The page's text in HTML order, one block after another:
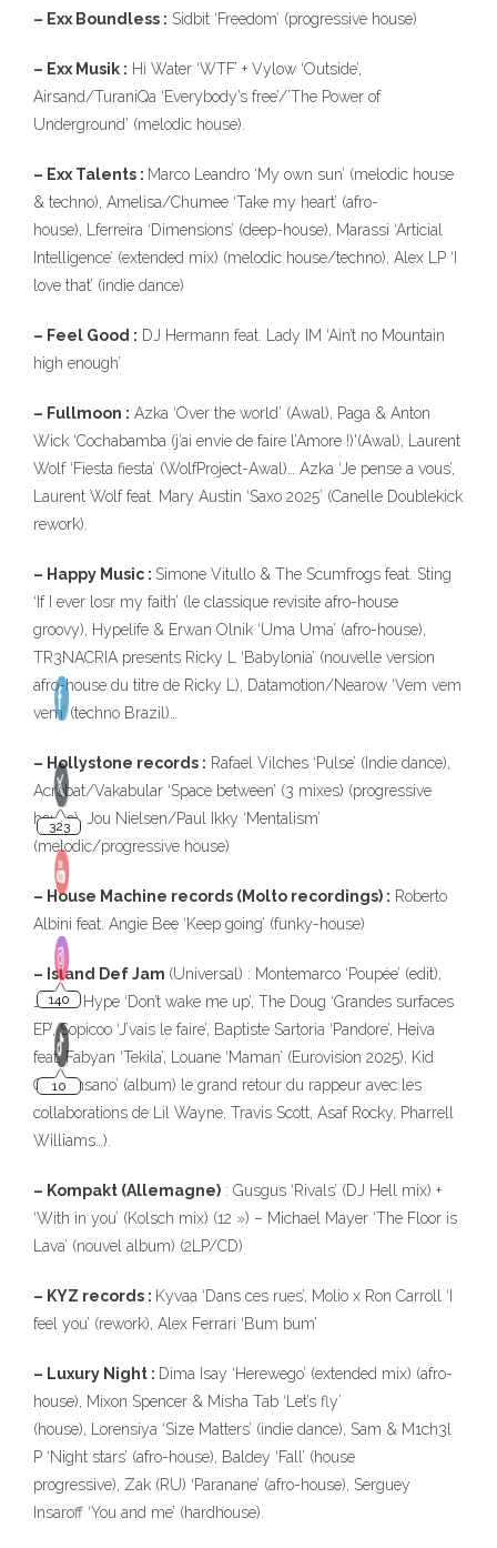
– Exx Boundless : Sidbit ‘Freedom’ (progressive house)
– Exx Musik : Hi Water ‘WTF’ + Vylow ‘Outside’,
Airsand/TuraniQa ‘Everybody’s free’/’The Power of
Underground’ (melodic house).
– Exx Talents : Marco Leandro ‘My own sun’ (melodic house
& techno), Amelisa/Chumee ‘Take my heart’ (afro-
house), Lferreira ‘Dimensions’ (deep-house), Marassi ‘Articial
Intelligence’ (extended mix) (melodic house/techno), Alex LP ‘I
love that’ (indie dance)
– Feel Good : DJ Hermann feat. Lady IM ‘Ain’t no Mountain
high enough’
– Fullmoon : Azka ‘Over the world’ (Awal), Paga & Anton
Wick ‘Cochabamba (j’ai envie de faire l’Amore !)'(Awal), Laurent
Wolf ‘Fiesta fiesta’ (WolfProject-Awal)… Azka ‘Je pense a vous’,
Laurent Wolf feat. Mary Austin ‘Saxo 2025’ (Canelle Doublekick
rework).
– Happy Music : Simone Vitullo & The Scumfrogs feat. Sting
‘If I ever losr my faith’ (le classique revisite afro-house
groovy), Hypelife & Erwan Olnik ‘Uma Uma’ (afro-house),
TR3NACRIA presents Ricky L ‘Babylonia’ (nouvelle version
afro-house du titre de Ricky L), Datamotion/Nearow ‘Vem vem
vem’ (techno Brazil)…
– Hollystone records : Rafael Vilches ‘Pulse’ (Indie dance),
Acrobat/Vakabular ‘Space between’ (3 mixes) (progressive
house), Jou Nielsen/Paul Ikky ‘Mentalism’
(melodic/progressive house)
– House Machine records (Molto recordings) : Roberto
Albini feat. Angie Bee ‘Keep going’ (funky-house)
– Island Def Jam (Universal) : Montemarco ‘Poupée’ (edit),
James Hype ‘Don’t wake me up’, The Doug ‘Grandes surfaces
EP’, Sopicoo ‘J’vais le faire’, Baptiste Sartoria ‘Pandore’, Heiva
feat. Fabyan ‘Tekila’, Louane ‘Maman’ (Eurovision 2025), Kid
Cudi ‘Insano’ (album) le grand retour du rappeur avec les
collaborations de Lil Wayne, Travis Scott, Asaf Rocky, Pharrell
Williams…).
– Kompakt (Allemagne) : Gusgus ‘Rivals’ (DJ Hell mix) +
‘With in you’ (Kolsch mix) (12 ») – Michael Mayer ‘The Floor is
Lava’ (nouvel album) (2LP/CD)
– KYZ records : Kyvaa ‘Dans ces rues’, Molio x Ron Carroll ‘I
feel you’ (rework), Alex Ferrari ‘Bum bum’
– Luxury Night : Dima Isay ‘Herewego’ (extended mix) (afro-
house), Mixon Spencer & Misha Tab ‘Let’s fly’
(house), Lorensiya ‘Size Matters’ (indie dance), Sam & M1ch3l
P ‘Night stars’ (afro-house), Baldey ‘Fall’ (house
progressive), Zak (RU) ‘Paranane’ (afro-house), Serguey
Insaroff ‘You and me’ (hardhouse).